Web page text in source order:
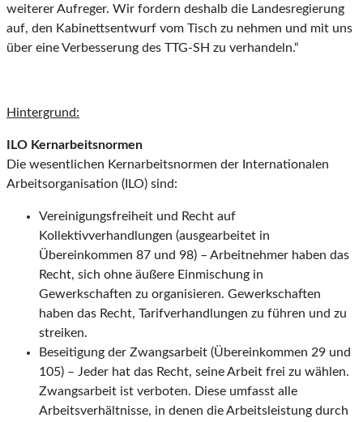
weiterer Aufreger. Wir fordern deshalb die Landesregierung
auf, den Kabinettsentwurf vom Tisch zu nehmen und mit uns
über eine Verbesserung des TTG-SH zu verhandeln.“
Hintergrund:
ILO Kernarbeitsnormen
Die wesentlichen Kernarbeitsnormen der Internationalen
Arbeitsorganisation (ILO) sind:
Vereinigungsfreiheit und Recht auf
Kollektivverhandlungen (ausgearbeitet in
Übereinkommen 87 und 98) – Arbeitnehmer haben das
Recht, sich ohne äußere Einmischung in
Gewerkschaften zu organisieren. Gewerkschaften
haben das Recht, Tarifverhandlungen zu führen und zu
streiken.
Beseitigung der Zwangsarbeit (Übereinkommen 29 und
105) – Jeder hat das Recht, seine Arbeit frei zu wählen.
Zwangsarbeit ist verboten. Diese umfasst alle
Arbeitsverhältnisse, in denen die Arbeitsleistung durch